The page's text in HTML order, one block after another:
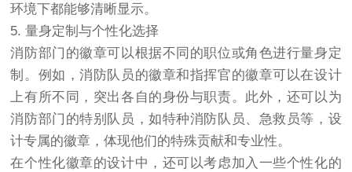
环境下都能够清晰显示。
5. 量身定制与个性化选择
消防部门的徽章可以根据不同的职位或角色进行量身定
制。例如，消防队员的徽章和指挥官的徽章可以在设计
上有所不同，突出各自的身份与职责。此外，还可以为
消防部门的特别队员，如特种消防队员、急救员等，设
计专属的徽章，体现他们的特殊贡献和专业性。
在个性化徽章的设计中，还可以考虑加入一些个性化的